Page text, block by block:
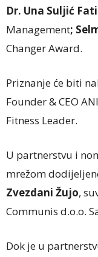
Dr. Una Suljić
Management;
Changer Award.
Priznanje će biti
Founder & CEO
Fitness Leader.
U partnerstvu i
mrežom
Zvezdani Žujo,
Communis d.o.o.
Dok je u